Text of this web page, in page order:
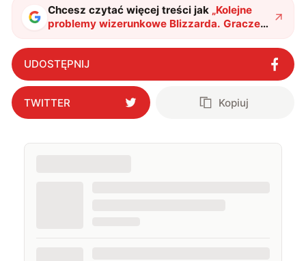
Chcesz czytać więcej treści jak „Kolejne
problemy wizerunkowe Blizzarda. Gracze
usuwają konta"?
UDOSTĘPNIJ
TWITTER Kopiuj